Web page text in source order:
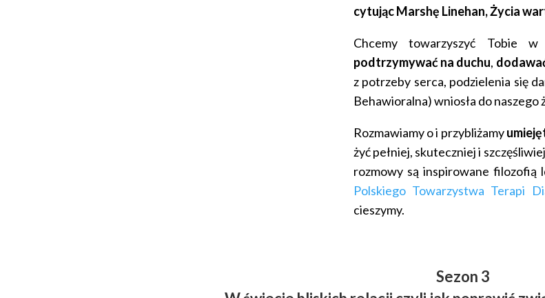
cytując Marshę Linehan, Życia
Chcemy towarzyszyć Tobie w
podtrzymywać na duchu,
z potrzeby serca, podzielenia się
Behawioralna) wniosła do naszego
Rozmawiamy o i przybliżamy
żyć pełniej, skuteczniej i
rozmowy są inspirowane filozofią
Polskiego Towarzystwa Terapi
cieszymy.
Sezon 3